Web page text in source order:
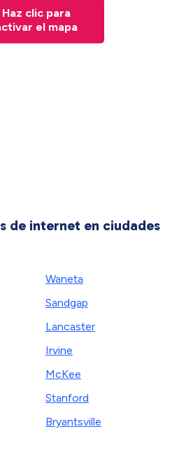
Haz clic para
el mapa
de internet en ciudades
Waneta
Sandgap
Lancaster
Irvine
McKee
Stanford
Bryantsville